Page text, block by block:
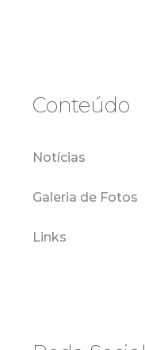
Conteúdo
Notícias
Galeria de Fotos
Links